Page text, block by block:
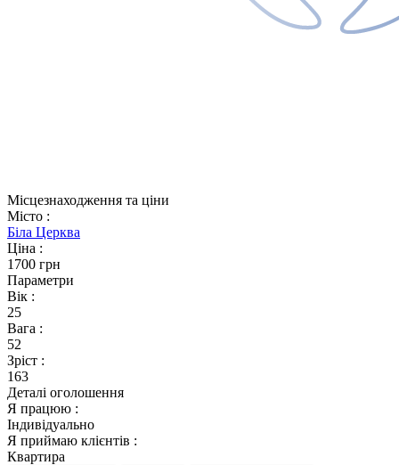
Місцезнаходження та ціни
Місто :
Біла Церква
Ціна :
1700 грн
Параметри
Вік :
25
Вага :
52
Зріст :
163
Деталі оголошення
Я працюю :
Індивідуально
Я приймаю клієнтів :
Квартира